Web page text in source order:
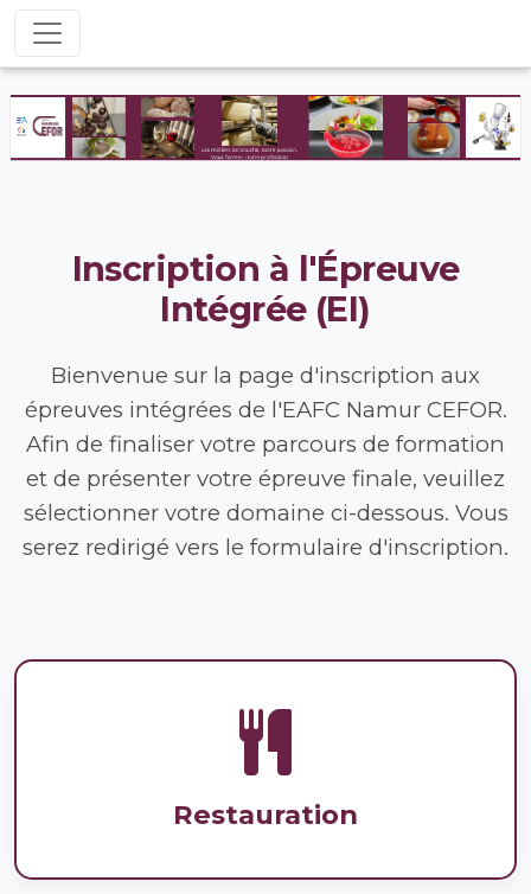
Inscription à l'Épreuve
Intégrée (EI)
Bienvenue sur la page d'inscription aux
épreuves intégrées de l'EAFC Namur CEFOR.
Afin de finaliser votre parcours de formation
et de présenter votre épreuve finale, veuillez
sélectionner votre domaine ci-dessous. Vous
serez redirigé vers le formulaire d'inscription.
Restauration